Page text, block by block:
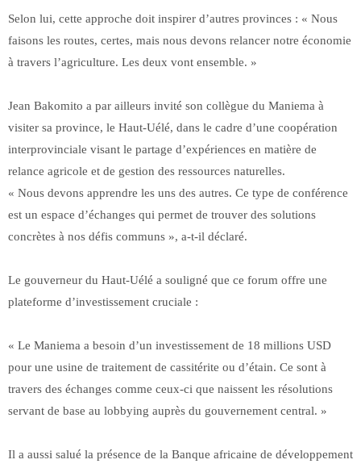
Selon lui, cette approche doit inspirer d’autres provinces : « Nous
faisons les routes, certes, mais nous devons relancer notre économie
à travers l’agriculture. Les deux vont ensemble. »
Jean Bakomito a par ailleurs invité son collègue du Maniema à
visiter sa province, le Haut-Uélé, dans le cadre d’une coopération
interprovinciale visant le partage d’expériences en matière de
relance agricole et de gestion des ressources naturelles.
« Nous devons apprendre les uns des autres. Ce type de conférence
est un espace d’échanges qui permet de trouver des solutions
concrètes à nos défis communs », a-t-il déclaré.
Le gouverneur du Haut-Uélé a souligné que ce forum offre une
plateforme d’investissement cruciale :
« Le Maniema a besoin d’un investissement de 18 millions USD
pour une usine de traitement de cassitérite ou d’étain. Ce sont à
travers des échanges comme ceux-ci que naissent les résolutions
servant de base au lobbying auprès du gouvernement central. »
Il a aussi salué la présence de la Banque africaine de développement